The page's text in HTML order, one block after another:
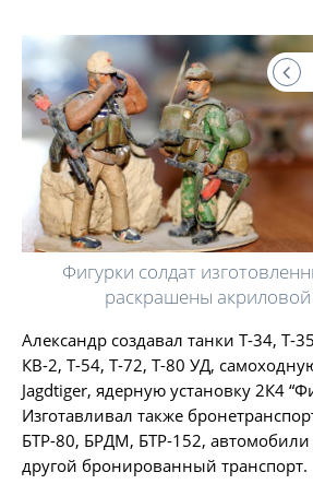
Фигурки солдат
раскрашены акриловой
Александр создавал танки Т-34, Т-
КВ-2, Т-54, Т-72, Т-80 УД,
Jagdtiger, ядерную установку 2К4
Изготавливал также
БТР-80, БРДМ, БТР-152,
другой бронированный транспорт.